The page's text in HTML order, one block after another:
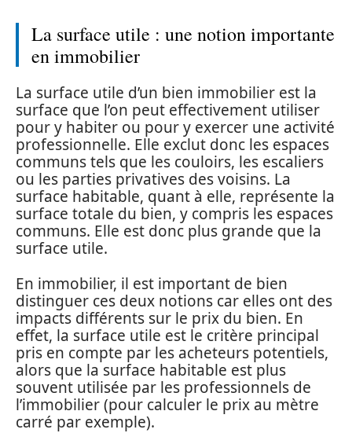
La surface utile : une notion importante
en immobilier
La surface utile d’un bien immobilier est la
surface que l’on peut effectivement utiliser
pour y habiter ou pour y exercer une activité
professionnelle. Elle exclut donc les espaces
communs tels que les couloirs, les escaliers
ou les parties privatives des voisins. La
surface habitable, quant à elle, représente la
surface totale du bien, y compris les espaces
communs. Elle est donc plus grande que la
surface utile.
En immobilier, il est important de bien
distinguer ces deux notions car elles ont des
impacts différents sur le prix du bien. En
effet, la surface utile est le critère principal
pris en compte par les acheteurs potentiels,
alors que la surface habitable est plus
souvent utilisée par les professionnels de
l’immobilier (pour calculer le prix au mètre
carré par exemple).